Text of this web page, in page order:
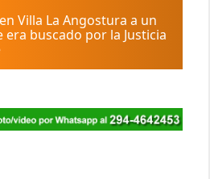
Villa La Angostura a un
buscado por la Justicia